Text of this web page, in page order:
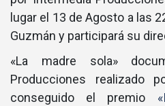
lugar el 13 de Agosto a las
Guzmán y participará su
«La madre sola»
Producciones realizado
conseguido el premio